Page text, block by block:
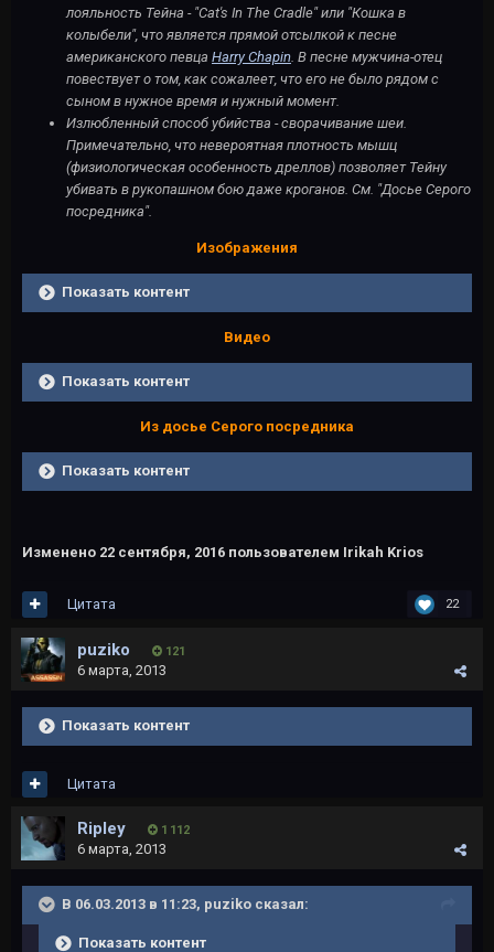
лояльность Тейна - "Cat's In The Cradle" или "Кошка в
колыбели", что является прямой отсылкой к песне
американского певца Harry Chapin . В песне мужчина-отец
повествует о том, как сожалеет, что его не было рядом с
сыном в нужное время и нужный момент.
Излюбленный способ убийства - сворачивание шеи.
Примечательно, что невероятная плотность мышц
(физиологическая особенность дреллов) позволяет Тейну
убивать в рукопашном бою даже кроганов. См. "Досье Серого
посредника".
Изображения
Показать контент
Видео
Показать контент
Из досье Серого посредника
Показать контент
Изменено 22 сентября, 2016 пользователем Irikah Krios
22
Цитата
puziko 121
6 марта, 2013
Показать контент
Цитата
Ripley 1 112
6 марта, 2013
В 06.03.2013 в 11:23, puziko сказал:
Показать контент